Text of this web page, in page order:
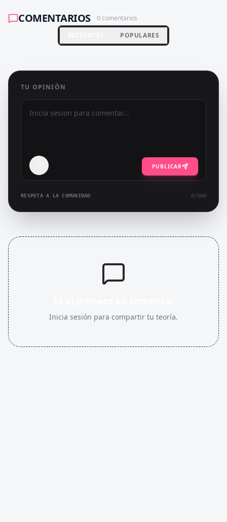
COMENTARIOS 0 comentarios
POPULARES
TU OPINIÓN
PUBLICAR
RESPETA A LA COMUNIDAD 0/500
Inicia sesión para compartir tu teoría.